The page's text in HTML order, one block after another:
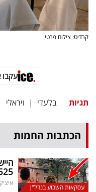
קרדיט: צילום פרטי
עקבו
תגיות בלעדי | ויראלי
הכתבות החמות
עסקאות השבוע בנדל"ן
525 אלף